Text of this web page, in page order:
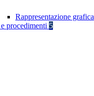
Rappresentazione grafica
procedimenti 5